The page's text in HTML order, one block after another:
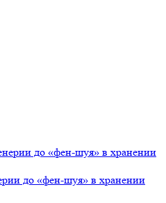
до «фен-шуя» в хранении